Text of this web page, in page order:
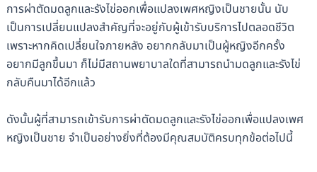
การผ่าตัดมดลูกและรังไข่ออกเพื่อแปลงเพศหญิงเป็นชายนั้น นับ
เป็นการเปลี่ยนแปลงสำคัญที่จะอยู่กับผู้เข้ารับบริการไปตลอดชีวิต
เพราะหากคิดเปลี่ยนใจภายหลัง อยากกลับมาเป็นผู้หญิงอีกครั้ง
อยากมีลูกขึ้นมา ก็ไม่มีสถานพยาบาลใดที่สามารถนำมดลูกและรังไข่
กลับคืนมาได้อีกแล้ว
ดังนั้นผู้ที่สามารถเข้ารับการผ่าตัดมดลูกและรังไข่ออกเพื่อแปลงเพศ
หญิงเป็นชาย จำเป็นอย่างยิ่งที่ต้องมีคุณสมบัติครบทุกข้อต่อไปนี้